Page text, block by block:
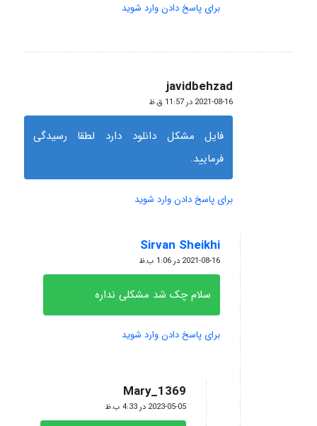
برای پاسخ دادن وارد شوید
javidbehzad
گفته:
2021-08-16 در 11:57 ق.ظ
فایل مشکل دانلود دارد لطقا رسیدگی
فرمایید.
برای پاسخ دادن وارد شوید
Sirvan Sheikhi
گفته:
2021-08-16 در 1:06 ب.ظ
سلام چک شد مشکلی نداره
برای پاسخ دادن وارد شوید
Mary_1369
گفته:
2023-05-05 در 4:33 ب.ظ